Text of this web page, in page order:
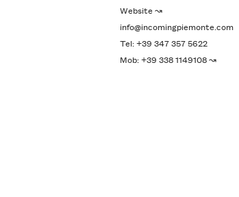
Website ↝
info@incomingpiemonte.com
Tel: +39 347 357 5622
Mob: +39 338 1149108 ↝